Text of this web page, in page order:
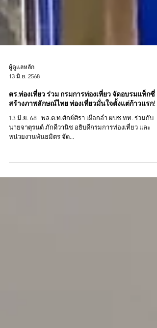
ผู้ดูแลหลัก
13 มิ.ย. 2568
ตร.ท่องเที่ยว ร่วม กรมการท่องเที่ยว จัดอบรมแท็กซี่
สร้างภาพลักษณ์ไทย ท่องเที่ยวมั่นใจตั้งแต่ก้าวแรก!
หน่วยงานพันธมิตร จัด...